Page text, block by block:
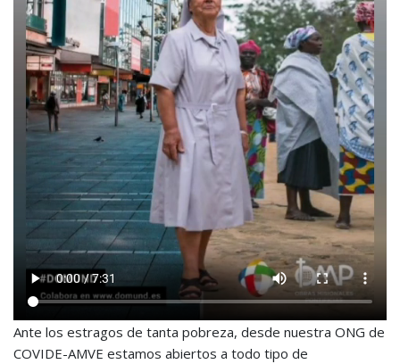
Ante los estragos de tanta pobreza, desde nuestra ONG de
COVIDE-AMVE estamos abiertos a todo tipo de